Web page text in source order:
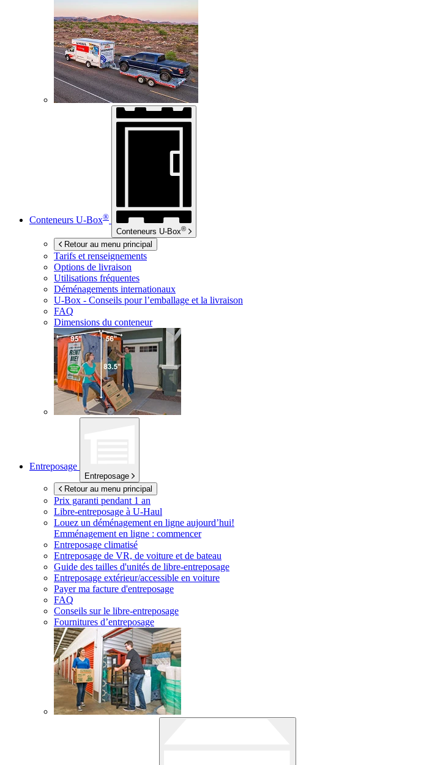
Conteneurs U-Box®
Conteneurs U-Box®
Retour au menu principal
Tarifs et renseignements
Options de livraison
Utilisations fréquentes
Déménagements internationaux
U-Box - Conseils pour l’emballage et la livraison
FAQ
Dimensions du conteneur
Entreposage
Entreposage
Retour au menu principal
Prix garanti pendant 1 an
Libre-entreposage à U-Haul
Louez un déménagement en ligne aujourd’hui!
Emménagement en ligne : commencer
Entreposage climatisé
Entreposage de VR, de voiture et de bateau
Guide des tailles d'unités de libre-entreposage
Entreposage extérieur/accessible en voiture
Payer ma facture d'entreposage
FAQ
Conseils sur le libre-entreposage
Fournitures d’entreposage